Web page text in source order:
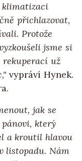
klimatizaci
přichlazovat,
Protože
jsme si
rekuperací už
vypráví Hynek.
jak se
který
a kroutil hlavou
listopadu. Nám